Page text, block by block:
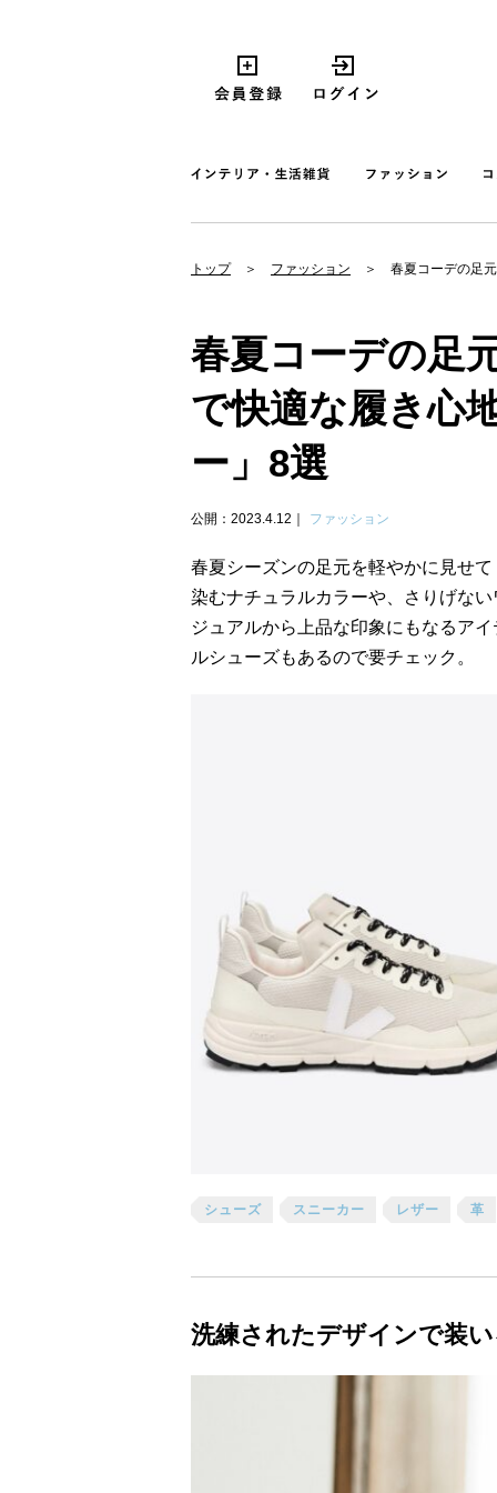
トップ ファッション 春夏コーデの足
春夏コーデの足
で快適な履き心
ー」8選
公開：2023.4.12 ファッション
春夏シーズンの足元を軽やかに見せ
染むナチュラルカラーや、さりげな
ジュアルから上品な印象にもなるア
ルシューズもあるので要チェック。
シューズ スニーカー レザー 革
洗練されたデザインで装